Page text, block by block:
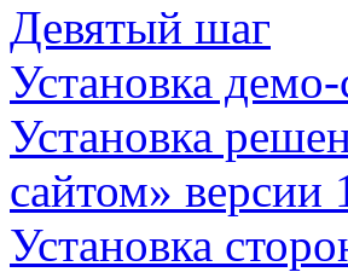
Девятый шаг
Установка
Установка
сайтом»
Установка